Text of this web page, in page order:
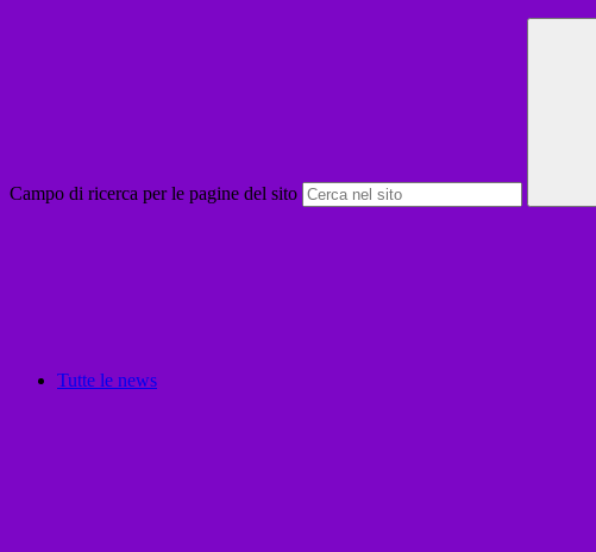
Campo di ricerca per le pagine del sito
Tutte le news